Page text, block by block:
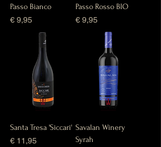
Passo Bianco
Prijs
€ 9,95
Passo Rosso BIO
Prijs
€ 9,95
Santa Tresa 'Siccari'
Prijs
€ 11,95
Savalan Winery
Syrah